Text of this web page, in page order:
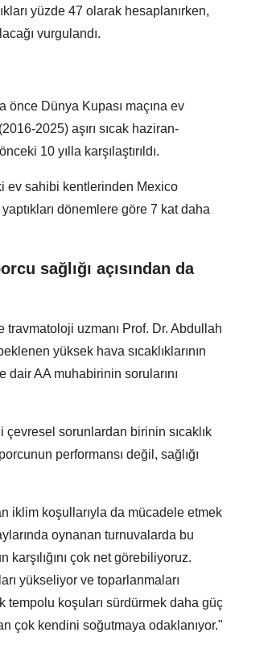
yüzde 47 olarak hesaplanırken,
vurgulandı.
Dünya Kupası maçına ev
2025) aşırı sıcak haziran-
10 yılla karşılaştırıldı.
ev sahibi kentlerinden Mexico
dönemlere göre 7 kat daha
sağlığı açısından da
uzmanı Prof. Dr. Abdullah
yüksek hava sıcaklıklarının
dair AA muhabirinin sorularını
çevresel sorunlardan birinin sıcaklık
performansı değil, sağlığı
iklim koşullarıyla da mücadele etmek
oynanan turnuvalarda bu
çok net görebiliyoruz.
yükseliyor ve toparlanmaları
tempolu koşuları sürdürmek daha güç
çok kendini soğutmaya odaklanıyor."